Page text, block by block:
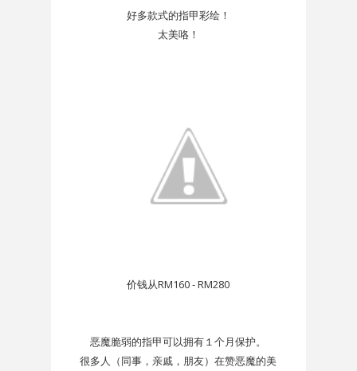
好多款式的指甲彩绘！
太美咯！
价钱从RM160 - RM280
恶魔脆弱的指甲可以拥有１个月保护。
很多人（同事，亲戚，朋友）在赞恶魔的美